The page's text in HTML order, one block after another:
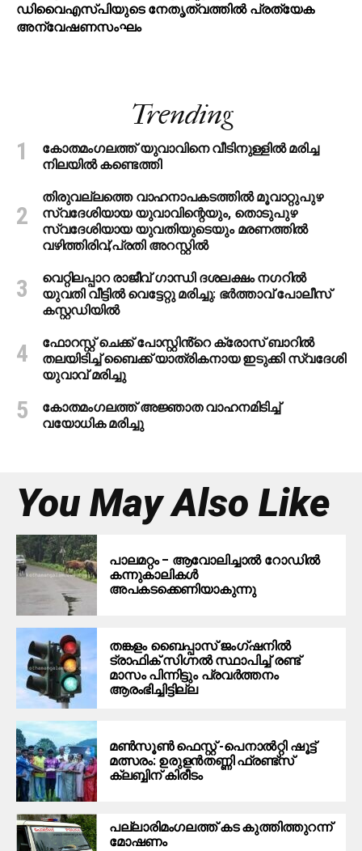
ഡിവൈഎസ്പിയുടെ നേതൃത്വത്തില്‍ പ്രത്യേക
അന്വേഷണസംഘം
Trending
കോതമംഗലത്ത് യുവാവിനെ വീടിനുള്ളിൽ മരിച്ച
നിലയിൽ കണ്ടെത്തി
തിരുവല്ലത്തെ വാഹനാപകടത്തില്‍ മൂവാറ്റുപുഴ
സ്വദേശിയായ യുവാവിന്റെയും, തൊടുപുഴ
സ്വദേശിയായ യുവതിയുടെയും മരണത്തില്‍
വഴിത്തിരിവ്;പ്രതി അറസ്റ്റില്‍
വെറ്റിലപ്പാറ രാജീവ് ഗാന്ധി ദശലക്ഷം നഗറിൽ
യുവതി വീട്ടിൽ വെട്ടേറ്റു മരിച്ചു: ഭർത്താവ് പോലീസ്
കസ്റ്റഡിയിൽ
ഫോറസ്റ്റ് ചെക്ക് പോസ്റ്റിൻ്റെ ക്രോസ് ബാറില്‍
തലയിടിച്ച് ബൈക്ക് യാത്രികനായ ഇടുക്കി സ്വദേശി
യുവാവ് മരിച്ചു
കോതമംഗലത്ത് അജ്ഞാത വാഹനമിടിച്ച്
വയോധിക മരിച്ചു
You May Also Like
പാലമറ്റം – ആവോലിച്ചാൽ റോഡിൽ
കന്നുകാലികൾ
അപകടക്കെണിയാകുന്നു
തങ്കളം ബൈപ്പാസ് ജംഗ്ഷനിൽ
ട്രാഫിക് സിഗ്നല്‍ സ്ഥാപിച്ച് രണ്ട്
മാസം പിന്നിട്ടും പ്രവർത്തനം
ആരംഭിച്ചിട്ടില്ല
മൺസൂൺ ഫെസ്റ്റ് -പെനാൽറ്റി ഷൂട്ട്
മത്സരം: ഉരുളൻതണ്ണി ഫ്രണ്ട്സ്
ക്ലബ്ബിന് കിരീടം
പ​ല്ലാ​രി​മം​ഗ​ല​ത്ത് ക​ട കു​ത്തി​ത്തുറ​ന്ന്
മോ​ഷ​ണം